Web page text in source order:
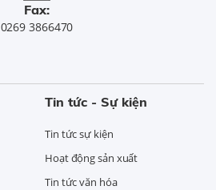
Fax:
0269 3866470
Tin tức - Sự kiện
Tin tức sự kiện
Hoạt động sản xuất
Tin tức văn hóa